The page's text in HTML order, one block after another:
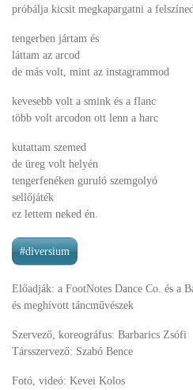
próbálja kicsit megkapargatni a
tengerben jártam és
láttam az arcod
de más volt, mint az instagrammod
kevesebb volt a smink és a flanc
több volt arcodon ott lenn a harc
kutattam szemed
de üreg volt helyén
tengerfenéken guruló szemgolyó
sellőjáték
ez lettem neked én.
#diversium
Előadják: a FootNotes Dance Co. és a
és meghívott táncművészek
Szervező, koreográfus: Barbarics Zsófi
Társszervező: Szabó Bence
Fotó, videó: Kevei Kolos